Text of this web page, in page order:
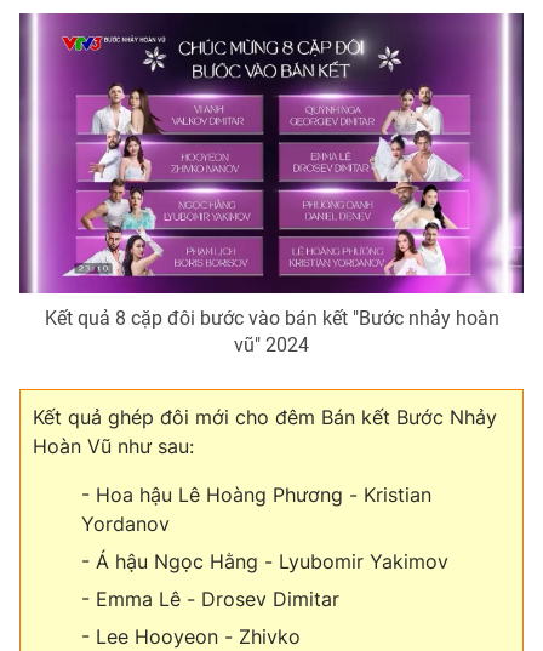
THỜI BÁO VTV
Theo dõi báo trên
Cơ quan chủ quản:Đài Truyền hình Việt Nam
Cơ quan báo chí:Thời báo VTV
cấp ngày 29/12/2023
Tổng Biên tập:Vũ Thanh Thủy
Phó Tổng Biên tập:Nguyễn Thị Mỹ Hạnh, Phạm Quốc Thắng,
024.38 355 931 - 024.38 355 932
Ðiện thoại Thời báo VTV:
toasoan@vtv.vn
Liên hệ quảng cáo:024-7300.7108
Kết quả 8 cặp đôi bước vào bán kết "Bước nhảy hoàn
vũ" 2024
Kết quả ghép đôi mới cho đêm Bán kết Bước Nhảy
Hoàn Vũ như sau:
- Hoa hậu Lê Hoàng Phương - Kristian
Yordanov
- Á hậu Ngọc Hằng - Lyubomir Yakimov
- Emma Lê - Drosev Dimitar
- Lee Hooyeon - Zhivko